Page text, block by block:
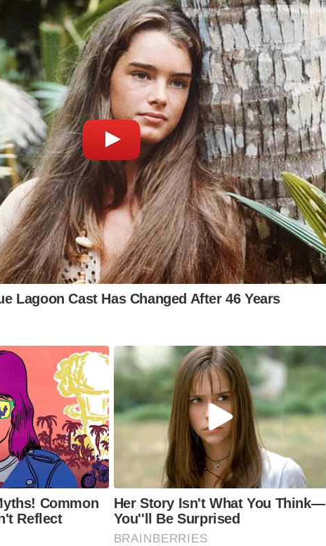
Lagoon Cast Has Changed After 46 Years
Common
Reflect
Her Story Isn't What You Think—
You''ll Be Surprised
BRAINBERRIES